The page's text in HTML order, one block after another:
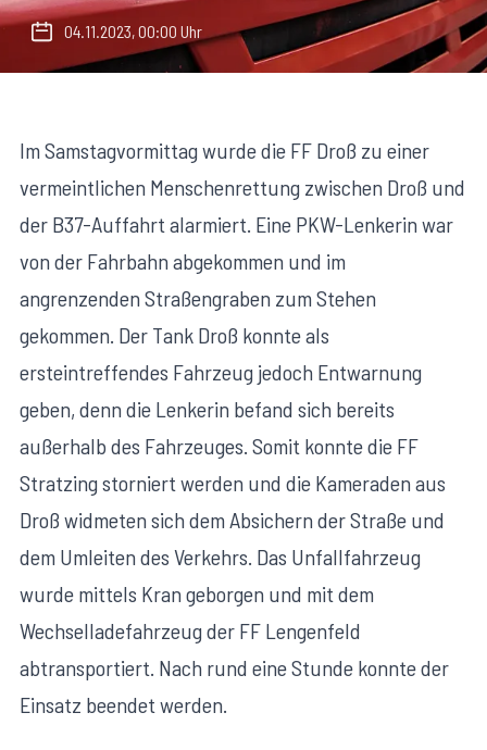
04.11.2023, 00:00 Uhr
Im Samstagvormittag wurde die FF Droß zu einer
vermeintlichen Menschenrettung zwischen Droß und
der B37-Auffahrt alarmiert. Eine PKW-Lenkerin war
von der Fahrbahn abgekommen und im
angrenzenden Straßengraben zum Stehen
gekommen. Der Tank Droß konnte als
ersteintreffendes Fahrzeug jedoch Entwarnung
geben, denn die Lenkerin befand sich bereits
außerhalb des Fahrzeuges. Somit konnte die FF
Stratzing storniert werden und die Kameraden aus
Droß widmeten sich dem Absichern der Straße und
dem Umleiten des Verkehrs. Das Unfallfahrzeug
wurde mittels Kran geborgen und mit dem
Wechselladefahrzeug der FF Lengenfeld
abtransportiert. Nach rund eine Stunde konnte der
Einsatz beendet werden.